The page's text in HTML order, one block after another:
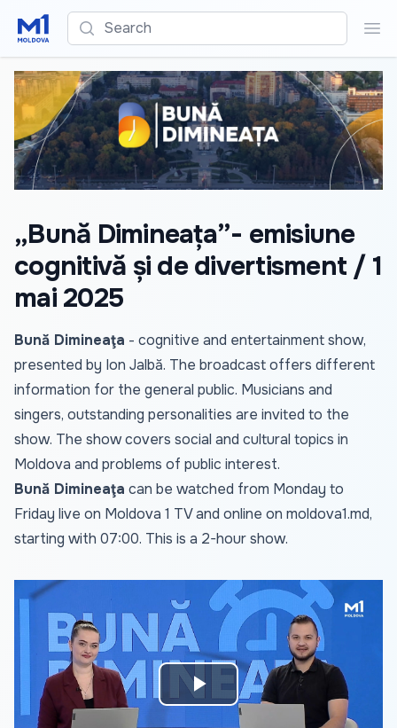
Search
„Bună Dimineața”- emisiune
cognitivă și de divertisment / 1
mai 2025
Bună Dimineaţa - cognitive and entertainment show,
presented by Ion Jalbă. The broadcast offers different
information for the general public. Musicians and
singers, outstanding personalities are invited to the
show. The show covers social and cultural topics in
Moldova and problems of public interest.
Bună Dimineaţa can be watched from Monday to
Friday live on Moldova 1 TV and online on moldova1.md,
starting with 07:00. This is a 2-hour show.
Play